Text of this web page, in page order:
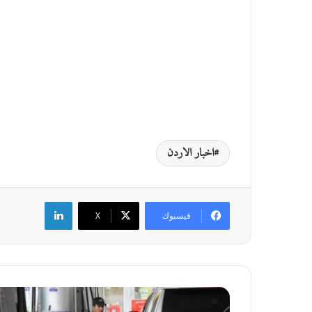
اخبار الاردن
فيسبوك ‫X
م